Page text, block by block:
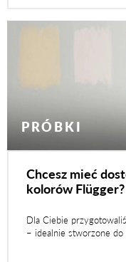
PRÓBKI
Chcesz mieć
kolorów Flügger?
Dla Ciebie
– idealnie stworzone do